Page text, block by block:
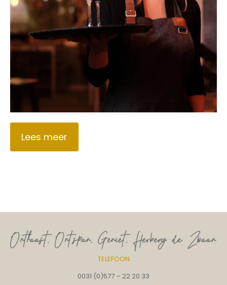
Lees meer
TELEFOON
0031 (0)577 – 22 20 33